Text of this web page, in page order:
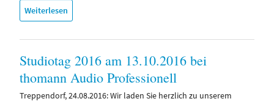
Weiterlesen
Studiotag 2016 am 13.10.2016 bei
thomann Audio Professionell
Treppendorf, 24.08.2016: Wir laden Sie herzlich zu unserem